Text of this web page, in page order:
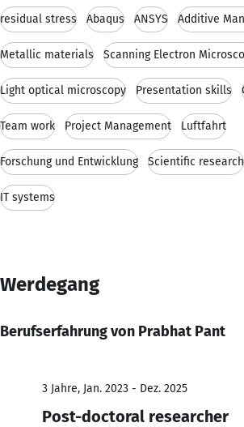
residual stress Abaqus ANSYS Additive
Metallic materials Scanning Electron
Light optical microscopy Presentation skills
Team work Project Management Luftfahrt
Forschung und Entwicklung Scientific research
IT systems
Werdegang
Berufserfahrung von Prabhat Pant
3 Jahre, Jan. 2023 - Dez. 2025
Post-doctoral researcher